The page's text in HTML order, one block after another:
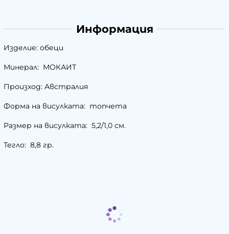
Информация
Изделие: обеци
Минерал: МОКАИТ
Произход: Австралия
Форма на висулката: топчета
Размер на висулката: 5,2/1,0 см.
Тегло: 8,8 гр.